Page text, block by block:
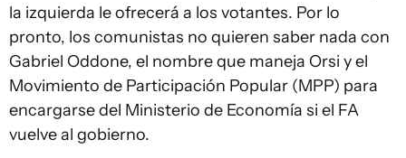
la izquierda le ofrecerá a los votantes. Por lo
pronto, los comunistas no quieren saber nada con
Gabriel Oddone, el nombre que maneja Orsi y el
Movimiento de Participación Popular (MPP) para
encargarse del Ministerio de Economía si el FA
vuelve al gobierno.